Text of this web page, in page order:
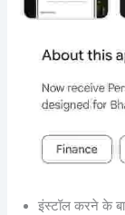
इंस्टॉल करने के